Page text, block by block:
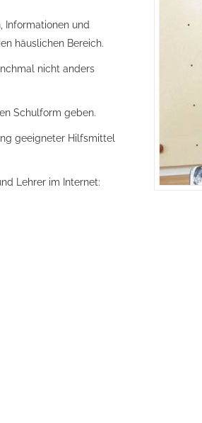
Informationen und
häuslichen Bereich.
nicht anders
Schulform geben.
geeigneter Hilfsmittel
Lehrer im Internet: